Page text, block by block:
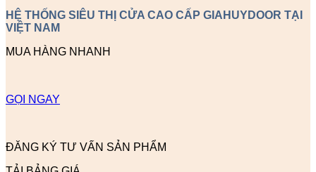
HỆ THỐNG SIÊU THỊ CỬA CAO CẤP GIAHUYDOOR TẠI
VIỆT NAM
MUA HÀNG NHANH
GỌI NGAY
ĐĂNG KÝ TƯ VẤN SẢN PHẨM